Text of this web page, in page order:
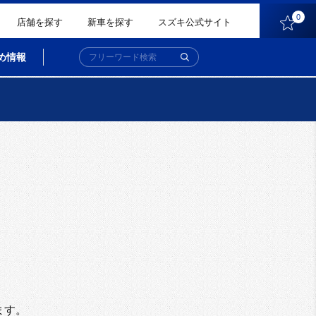
店舗を探す 新車を探す スズキ公式サイト 0
情報
す。